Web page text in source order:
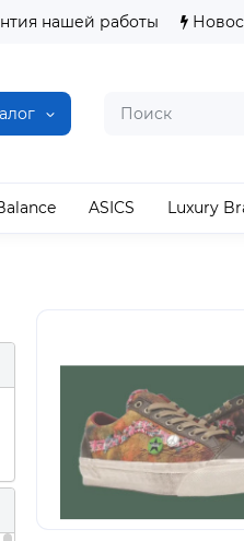
нашей работы
ASICS Luxury